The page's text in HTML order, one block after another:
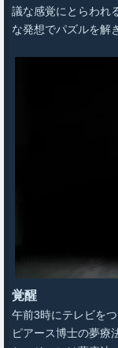
議な感覚にとらわれ
な発想でパズルを解
覚醒
午前3時にテレビを
ピアース博士の夢療